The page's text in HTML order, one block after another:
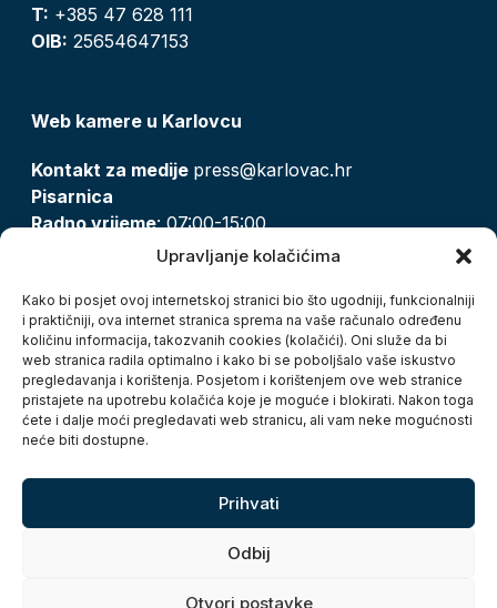
Upravljanje kolačićima
Kako bi posjet ovoj internetskoj stranici bio što ugodniji, funkcionalniji
i praktičniji, ova internet stranica sprema na vaše računalo određenu
količinu informacija, takozvanih cookies (kolačići). Oni služe da bi
web stranica radila optimalno i kako bi se poboljšalo vaše iskustvo
pregledavanja i korištenja. Posjetom i korištenjem ove web stranice
pristajete na upotrebu kolačića koje je moguće i blokirati. Nakon toga
ćete i dalje moći pregledavati web stranicu, ali vam neke mogućnosti
neće biti dostupne.
Prihvati
Odbij
Otvori postavke
T: +385 47 628 111
OIB: 25654647153
Web kamere u Karlovcu
Kontakt za medije press@karlovac.hr
Pisarnica
Radno vrijeme: 07:00-15:00
pisarnica@karlovac.hr
Zaštita osobnih podataka
Pristup informacijama
Kolačići
Izjava o pristupačnosti
Turistička zajednica grada Karlovca